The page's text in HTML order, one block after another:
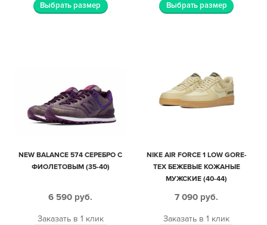
Выбрать размер Выбрать размер
NEW BALANCE 574 СЕРЕБРО С
ФИОЛЕТОВЫМ (35-40)
6 590 руб.
Заказать в 1 клик
NIKE AIR FORCE 1 LOW GORE-
TEX БЕЖЕВЫЕ КОЖАНЫЕ
МУЖСКИЕ (40-44)
7 090 руб.
Заказать в 1 клик